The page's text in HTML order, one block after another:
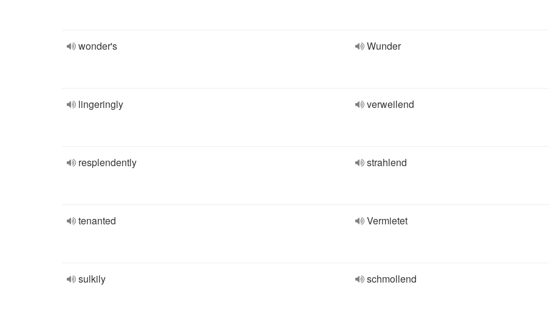
wonder's Wunder
lingeringly verweilend
resplendently strahlend
tenanted Vermietet
sulkily schmollend